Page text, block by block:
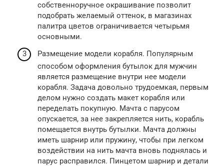
собственноручное окрашивание позволит
подобрать желаемый оттенок, в магазинах
палитра цветов ограничивается четырьмя
основными.
Размещение модели корабля. Популярным
способом оформления бутылок для мужчин
является размещение внутри нее модели
корабля. Задача довольно трудоемкая, первым
делом нужно создать макет корабля или
переделать покупную. Мачта с парусом
опускается, за нее закрепляется нить, корабль
помещается внутрь бутылки. Мачта должны
иметь шарнир или пружину, чтобы при легком
воздействии на нить мачта вновь поднялась и
парус расправился. Пинцетом шарнир и детали